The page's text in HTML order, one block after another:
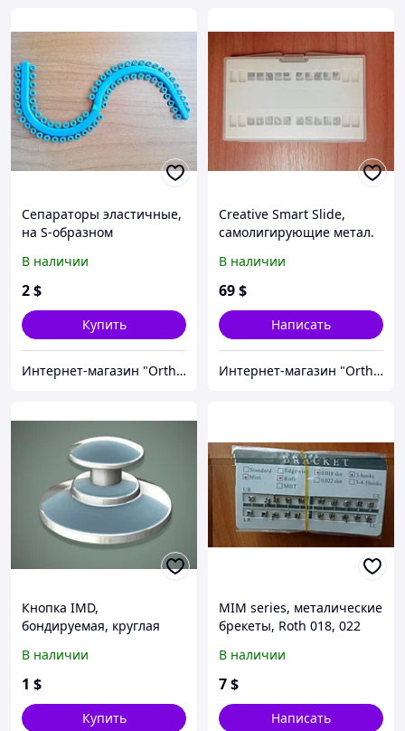
Сепараторы эластичные,
на S-образном
эластичные
В наличии
2$
Купить
Интернет-магазин "OrthoWay"
Creative Smart Slide,
самолигирующие метал.
(полный набор)
В наличии
69$
Написать
Интернет-магазин "OrthoWay"
Кнопка IMD,
бондируемая, круглая
В наличии
1 $
Купить
MIM series, металические
брекеты, Roth 018, 022
В наличии
7$
Написать